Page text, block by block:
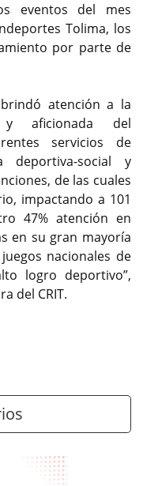
eventos del mes
Tolima, los
por parte de
atención a la
aficionada del
servicios de
deportiva-social y
de las cuales
impactando a 101
47% atención en
en su gran mayoría
nacionales de
logro deportivo”,
del CRIT.